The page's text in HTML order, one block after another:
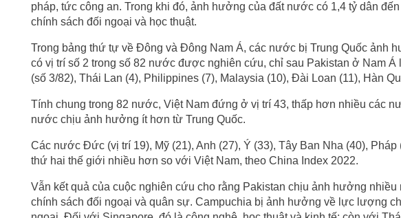
pháp, tức công an. Trong khi đó, ảnh hưởng của đất nước có 1,4 tỷ dân
chính sách đối ngoại và học thuật.
Trong bảng thứ tự về Đông và Đông Nam Á, các nước bị Trung Quốc ảnh
có vị trí số 2 trong số 82 nước được nghiên cứu, chỉ sau Pakistan ở Nam Á
(số 3/82), Thái Lan (4), Philippines (7), Malaysia (10), Đài Loan (11), Hàn
Tính chung trong 82 nước, Việt Nam đứng ở vị trí 43, thấp hơn nhiều các
nước chịu ảnh hưởng ít hơn từ Trung Quốc.
Các nước Đức (vị trí 19), Mỹ (21), Anh (27), Ý (33), Tây Ban Nha (40),
thứ hai thế giới nhiều hơn so với Việt Nam, theo China Index 2022.
Vẫn kết quả của cuộc nghiên cứu cho rằng Pakistan chịu ảnh hưởng nhiều
chính sách đối ngoại và quân sự. Campuchia bị ảnh hưởng về lực lượng